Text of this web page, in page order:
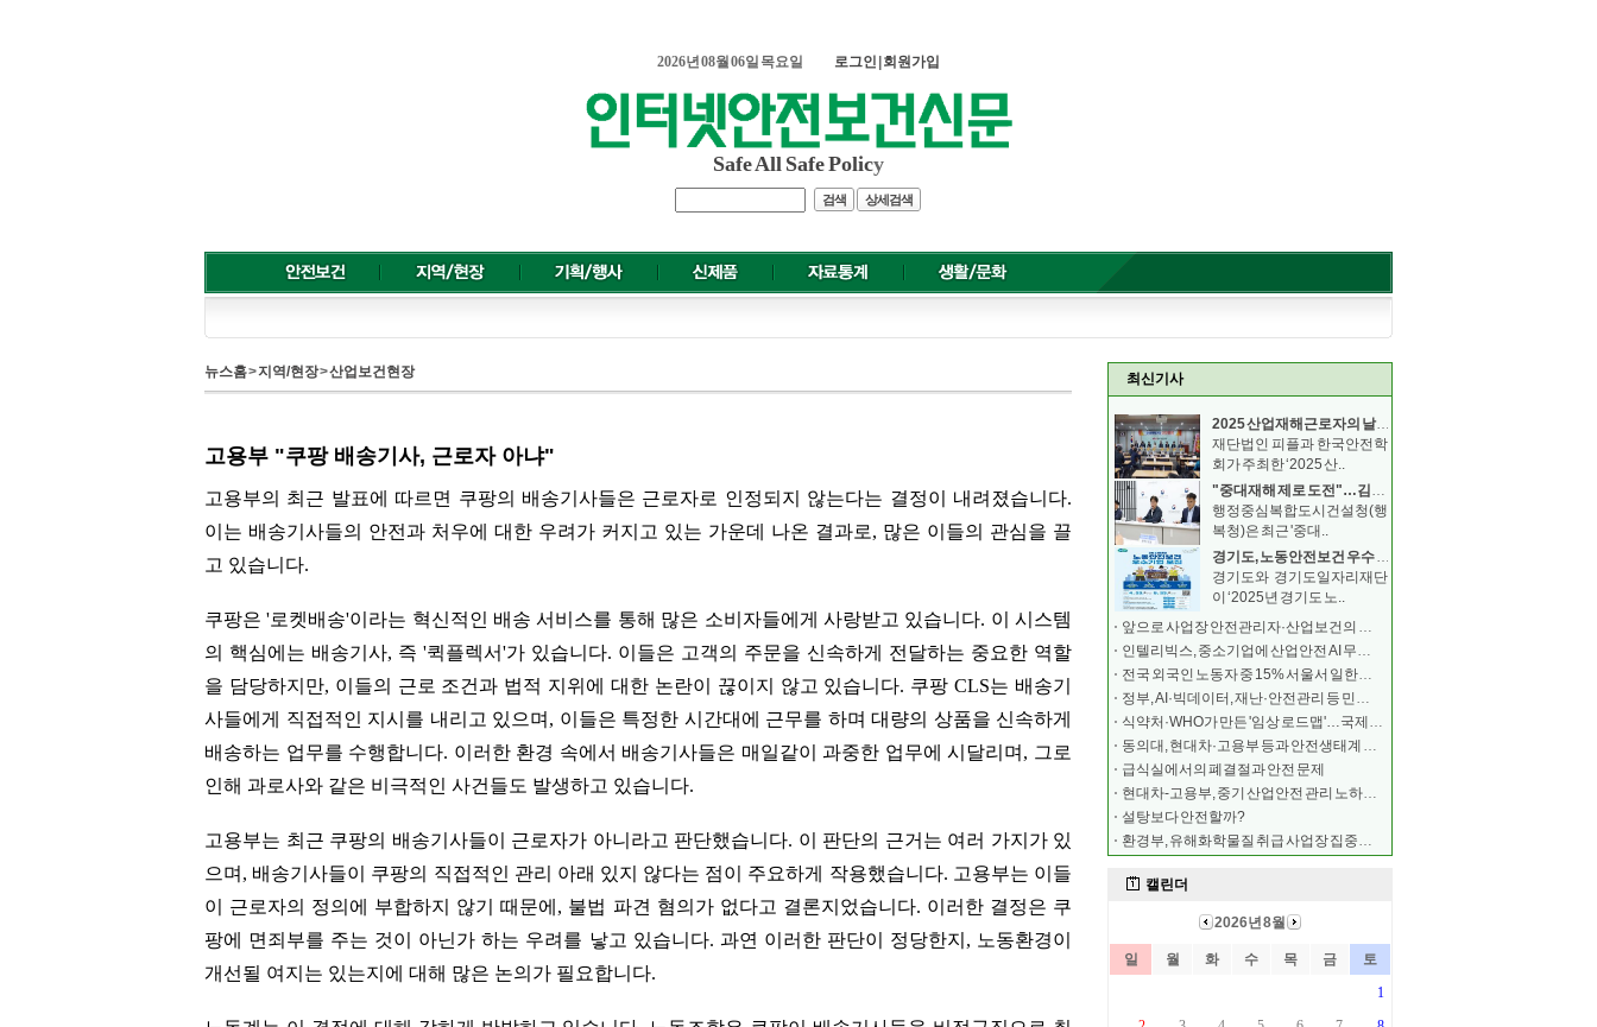
2026년 08월 06일 목요일 로그인 회원가입
Safe All Safe Policy
검색 상세검색
뉴스홈>지역/현장>산업보건현장 최신기사
2025 산업재해근로자의 날 기념 안전보건 컨퍼런스
재단법인 피플과 한국안전학
회가 주최한 ‘2025 산..
"중대재해 제로 도전"…김형렬 행복청장, 안전의무 이행
행정중심복합도시건설청(행
복청)은 최근 '중대..
경기도, 노동안전보건 우수 중소기업 모집 …최대 500
경기도와 경기도일자리재단
이 ‘2025년 경기도 노..
앞으로 사업장 안전관리자·산업보건의 해임 시 보고해야
인텔리빅스, 중소기업에 산업안전 AI 무료 구축
전국 외국인 노동자 중 15% 서울서 일한다…안전 교육
정부, AI·빅데이터, 재난·안전관리 등 민간 전문가
식약처·WHO가 만든 '임상 로드맵'…국제학술지 실렸다
동의대, 현대차·고용부 등과 안전생태계 조성 협약
급식실에서의 폐결절과 안전 문제
현대차-고용부, 중기 산업안전 관리 노하우 공유
설탕보다 안전할까?
환경부, 유해화학물질 취급 사업장 집중안전점검